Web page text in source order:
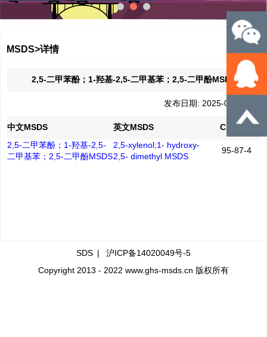
MSDS>详情
2,5-二甲苯酚；1-羟基-2,5-二甲基苯；2,5-二甲酚MSDS
发布日期: 2025-08-11
中文MSDS 英文MSDS
CAS No.
2,5-二甲苯酚；1-羟基-2,5-
二甲基苯；2,5-二甲酚MSDS
2,5-xylenol;1- hydroxy-
2,5- dimethyl MSDS
95-87-4
SDS | 沪ICP备14020049号-5
Copyright 2013 - 2022 www.ghs-msds.cn 版权所有